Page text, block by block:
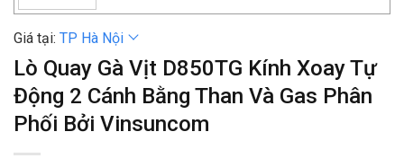
Giá tại: TP Hà Nội
Lò Quay Gà Vịt D850TG Kính Xoay Tự
Động 2 Cánh Bằng Than Và Gas Phân
Phối Bởi Vinsuncom